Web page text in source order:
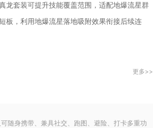
龙套装可提升技能覆盖范围，适配地爆流星群
板，利用地爆流星落地吸附效果衔接后续连
更多>>
随身携带、兼具社交、跑图、避险、打卡多重功